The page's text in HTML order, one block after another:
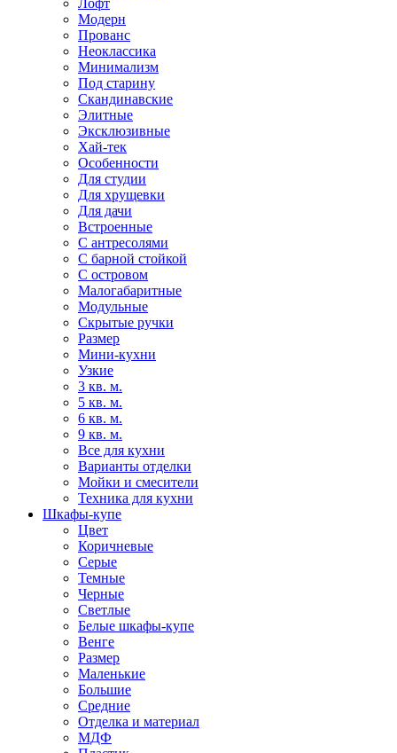
Лофт
Модерн
Прованс
Неоклассика
Минимализм
Под старину
Скандинавские
Элитные
Эксклюзивные
Хай-тек
Особенности
Для студии
Для хрущевки
Для дачи
Встроенные
С антресолями
С барной стойкой
С островом
Малогабаритные
Модульные
Скрытые ручки
Размер
Мини-кухни
Узкие
3 кв. м.
5 кв. м.
6 кв. м.
9 кв. м.
Все для кухни
Варианты отделки
Мойки и смесители
Техника для кухни
Шкафы-купе
Цвет
Коричневые
Серые
Темные
Черные
Светлые
Белые шкафы-купе
Венге
Размер
Маленькие
Большие
Средние
Отделка и материал
МДФ